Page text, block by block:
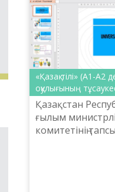
«Қазақ тілі» (А1-А2
оқулығының
Қазақстан
ғылым
комитетінің